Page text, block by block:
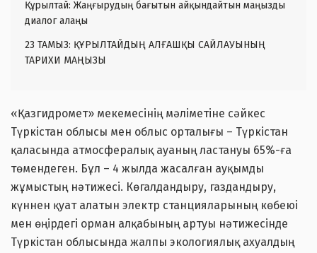
Құрылтай: Жаңғырудың бағытын айқындайтын маңызды
диалог алаңы
23 ТАМЫЗ: ҚҰРЫЛТАЙДЫҢ АЛҒАШҚЫ САЙЛАУЫНЫҢ
ТАРИХИ МАҢЫЗЫ
«Қазгидромет» мекемесінің мәліметіне сәйкес
Түркістан облысы мен облыс орталығы – Түркістан
қаласында атмосфералық ауаның ластануы 65%-ға
төмендеген. Бұл – 4 жылда жасалған ауқымды
жұмыстың нәтижесі. Көгалдандыру, газдандыру,
күннен қуат алатын электр станцияларының көбеюі
мен өңірдегі орман алқабының артуы нәтижесінде
Түркістан облысында жалпы экологиялық ахуалдың